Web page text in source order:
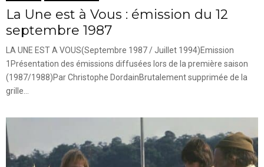
La Une est à Vous : émission du 12
septembre 1987
LA UNE EST A VOUS(Septembre 1987 / Juillet 1994)Emission
1Présentation des émissions diffusées lors de la première saison
(1987/1988)Par Christophe DordainBrutalement supprimée de la
grille...